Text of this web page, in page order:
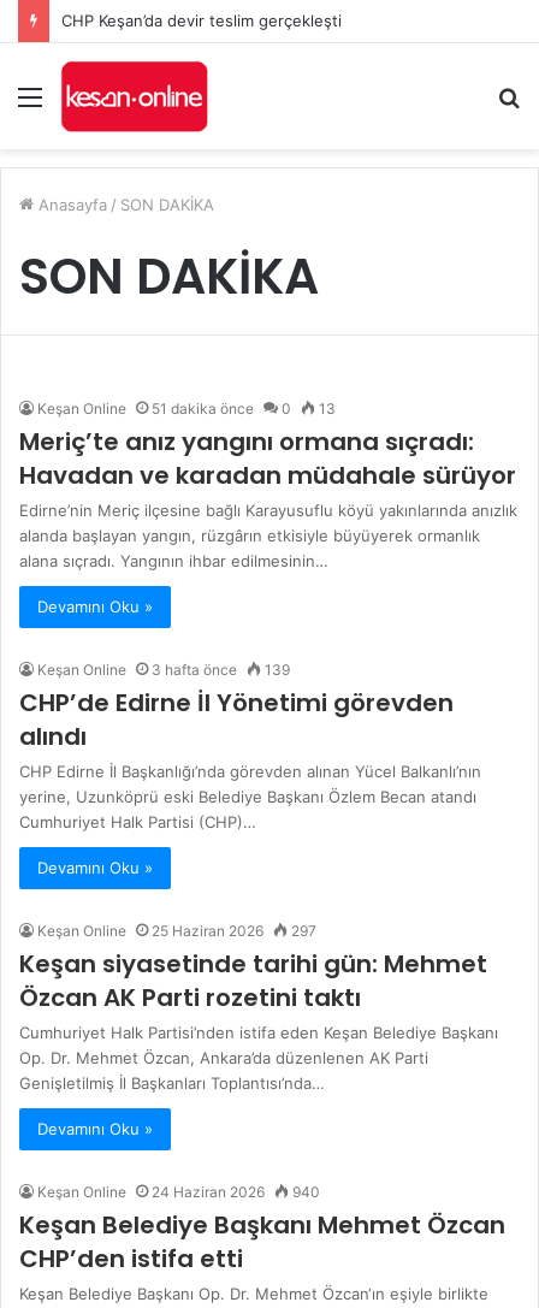
CHP Keşan’da devir teslim gerçekleşti
Menü
...
Anasayfa / SON DAKİKA
SON DAKİKA
Keşan Online 51 dakika önce 0 13
Meriç’te anız yangını ormana sıçradı:
Havadan ve karadan müdahale sürüyor
Edirne’nin Meriç ilçesine bağlı Karayusuflu köyü yakınlarında anızlık
alanda başlayan yangın, rüzgârın etkisiyle büyüyerek ormanlık
alana sıçradı. Yangının ihbar edilmesinin…
Devamını Oku »
Keşan Online 3 hafta önce 139
CHP’de Edirne İl Yönetimi görevden
alındı
CHP Edirne İl Başkanlığı’nda görevden alınan Yücel Balkanlı’nın
yerine, Uzunköprü eski Belediye Başkanı Özlem Becan atandı
Cumhuriyet Halk Partisi (CHP)…
Devamını Oku »
Keşan Online 25 Haziran 2026 297
Keşan siyasetinde tarihi gün: Mehmet
Özcan AK Parti rozetini taktı
Cumhuriyet Halk Partisi’nden istifa eden Keşan Belediye Başkanı
Op. Dr. Mehmet Özcan, Ankara’da düzenlenen AK Parti
Genişletilmiş İl Başkanları Toplantısı’nda…
Devamını Oku »
Keşan Online 24 Haziran 2026 940
Keşan Belediye Başkanı Mehmet Özcan
CHP’den istifa etti
Keşan Belediye Başkanı Op. Dr. Mehmet Özcan‘ın eşiyle birlikte